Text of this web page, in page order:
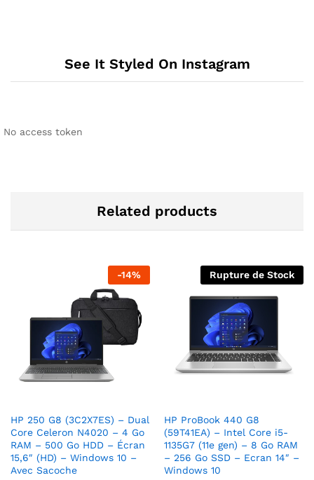
See It Styled On Instagram
No access token
Related products
-14%
HP 250 G8 (3C2X7ES) – Dual
Core Celeron N4020 – 4 Go
RAM – 500 Go HDD – Écran
15,6″ (HD) – Windows 10 –
Avec Sacoche
Rupture de Stock
HP ProBook 440 G8
(59T41EA) – Intel Core i5-
1135G7 (11e gen) – 8 Go RAM
– 256 Go SSD – Ecran 14″ –
Windows 10